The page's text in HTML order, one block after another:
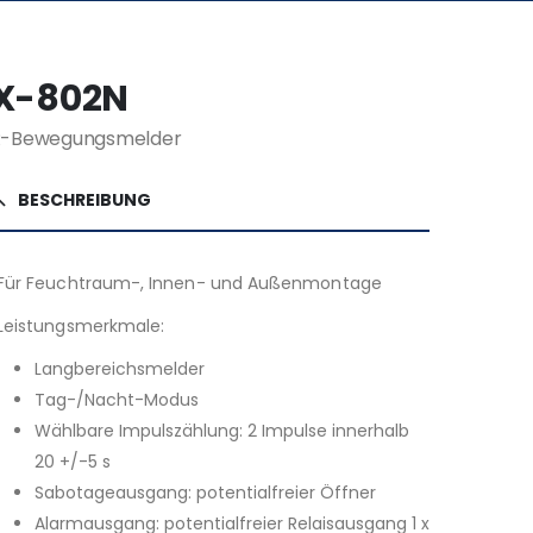
802N
Bewegungsmelder
BESCHREIBUNG
Feuchtraum-, Innen- und Außenmontage
Langbereichsmelder
Tag-/Nacht-Modus
Wählbare Impulszählung: 2 Impulse innerhalb
20 +/-5 s
Sabotageausgang: potentialfreier Öffner
Alarmausgang: potentialfreier Relaisausgang 1 x